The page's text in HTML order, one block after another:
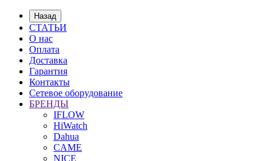
Назад
СТАТЬИ
О нас
Оплата
Доставка
Гарантия
Контакты
Сетевое оборудование
БРЕНДЫ
IFLOW
HiWatch
Dahua
CAME
NICE